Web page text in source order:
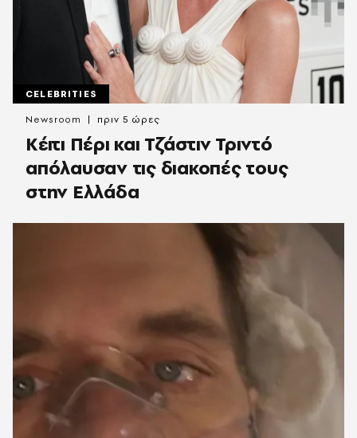
CELEBRITIES
Κέιτι Πέρι και Τζάστιν Τριντό
απόλαυσαν τις διακοπές τους
στην Ελλάδα
Newsroom πριν 5 ώρες